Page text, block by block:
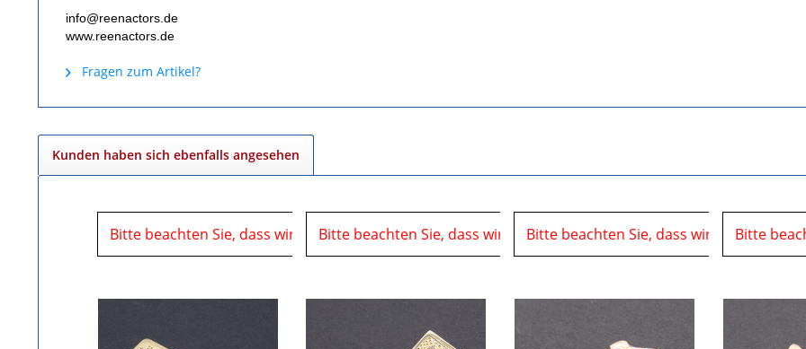
info@reenactors.de
www.reenactors.de
Fragen zum Artikel?
Kunden haben sich ebenfalls angesehen
Bitte beachten Sie, dass wir uns in der Zeit vom06.08.2026 bis 10.08.2026 auf einer Veranstaltung
Bitte beachten Sie, dass wir uns in der Zeit vom06.08.2026 bis
Bitte beachten Sie, dass wir uns in der
Bitte